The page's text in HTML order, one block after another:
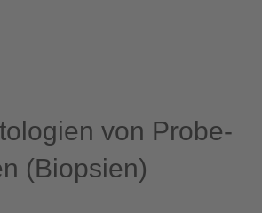
von Probe­
(Biopsien)